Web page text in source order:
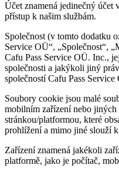
Účet znamená jedinečný účet
přístup k našim službám.
Společnost (v tomto dodatku
Service OÜ“, „Společnost“,
Cafu Pass Service OÜ. Inc.,
společnosti a jakýkoli jiný
společností Cafu Pass Service
Soubory cookie jsou malé
mobilním zařízení nebo
stránkou/platformou, které
prohlížení a mimo jiné slouží
Zařízení znamená jakékoli
platformě, jako je počítač,